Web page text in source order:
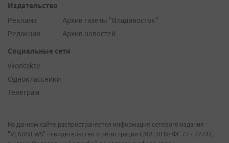
Издательство
Реклама
Редакция
Архив газеты "Владивосток"
Архив новостей
Социальные сети
vkontakte
Одноклассники
Телеграм
На данном сайте распространяется информация сетевого издания
"VLADNEWS" - свидетельство о регистрации СМИ ЭЛ № ФС 77 - 72742,